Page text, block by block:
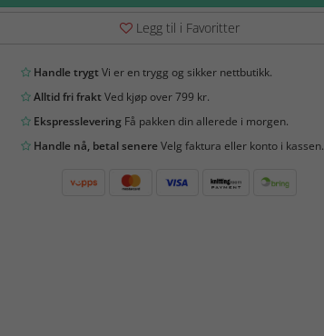
Legg til i Favoritter
Handle trygtVi er en trygg og sikker nettbutikk.
Alltid fri fraktVed kjøp over 799 kr.
EkspressleveringFå pakken din allerede i morgen.
Handle nå, betal senereVelg faktura eller konto i kassen.